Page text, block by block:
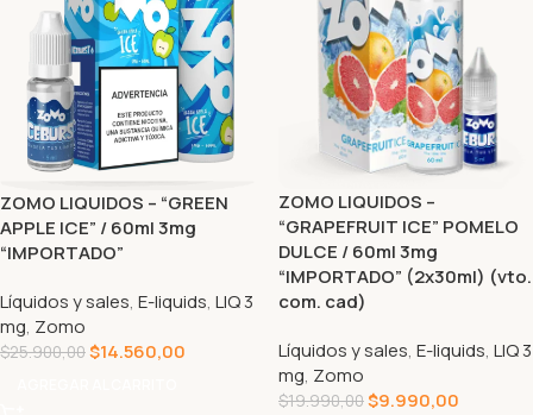
ZOMO LIQUIDOS – “GREEN
APPLE ICE” / 60ml 3mg
“IMPORTADO”
Líquidos y sales, E-liquids, LIQ 3
mg, Zomo
$25.900,00$14.560,00
ZOMO LIQUIDOS –
“GRAPEFRUIT ICE” POMELO
DULCE / 60ml 3mg
“IMPORTADO” (2x30ml) (vto.
com. cad)
Líquidos y sales, E-liquids, LIQ 3
mg, Zomo
$19.990,00$9.990,00